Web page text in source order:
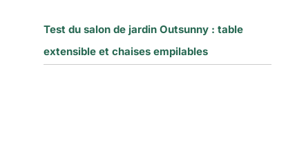
Test du salon de jardin Outsunny : table
extensible et chaises empilables